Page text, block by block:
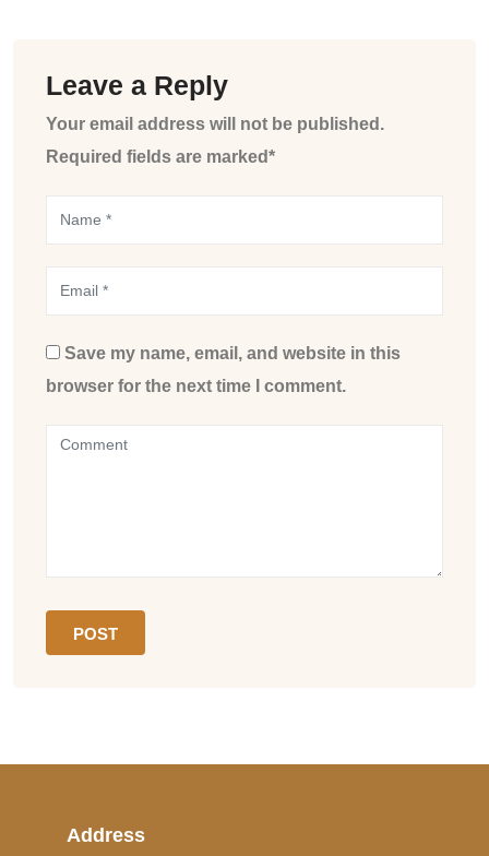
Leave a Reply
Your email address will not be published.
Required fields are marked*
Save my name, email, and website in this
browser for the next time I comment.
Address